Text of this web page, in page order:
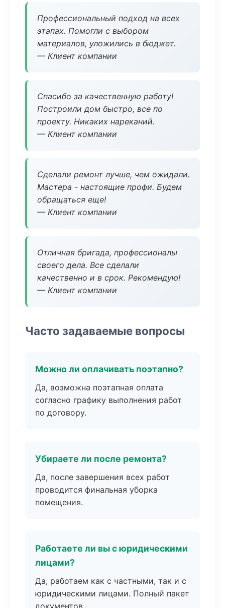
Профессиональный подход на всех
этапах. Помогли с выбором
материалов, уложились в бюджет.
— Клиент компании
Спасибо за качественную работу!
Построили дом быстро, все по
проекту. Никаких нареканий.
— Клиент компании
Сделали ремонт лучше, чем ожидали.
Мастера - настоящие профи. Будем
обращаться еще!
— Клиент компании
Отличная бригада, профессионалы
своего дела. Все сделали
качественно и в срок. Рекомендую!
— Клиент компании
Часто задаваемые вопросы
Можно ли оплачивать поэтапно?
Да, возможна поэтапная оплата
согласно графику выполнения работ
по договору.
Убираете ли после ремонта?
Да, после завершения всех работ
проводится финальная уборка
помещения.
Работаете ли вы с юридическими
лицами?
Да, работаем как с частными, так и с
юридическими лицами. Полный пакет
документов.